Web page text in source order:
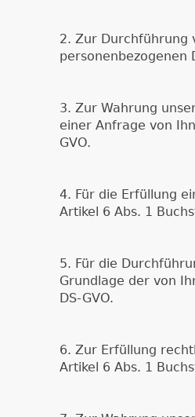
2. Zur Durchführung
personenbezogenen
3. Zur Wahrung
einer Anfrage von
GVO.
4. Für die Erfüllung
Artikel 6 Abs. 1
5. Für die
Grundlage der von
DS-GVO.
6. Zur Erfüllung
Artikel 6 Abs. 1